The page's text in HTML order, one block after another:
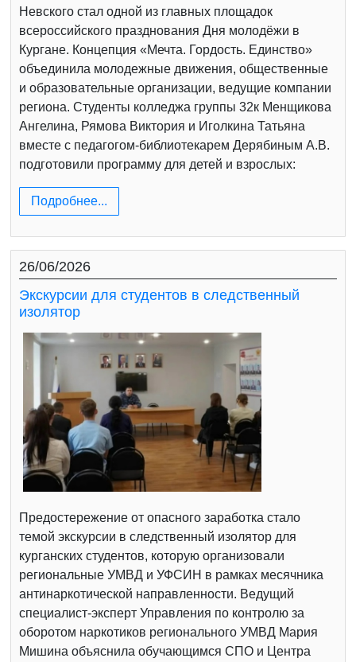
Невского стал одной из главных площадок
всероссийского празднования Дня молодёжи в
Кургане. Концепция «Мечта. Гордость. Единство»
объединила молодежные движения, общественные
и образовательные организации, ведущие компании
региона. Студенты колледжа группы 32к Менщикова
Ангелина, Рямова Виктория и Иголкина Татьяна
вместе с педагогом-библиотекарем Дерябиным А.В.
подготовили программу для детей и взрослых:
Подробнее...
26/06/2026
Экскурсии для студентов в следственный
изолятор
Предостережение от опасного заработка стало
темой экскурсии в следственный изолятор для
курганских студентов, которую организовали
региональные УМВД и УФСИН в рамках месячника
антинаркотической направленности. Ведущий
специалист-эксперт Управления по контролю за
оборотом наркотиков регионального УМВД Мария
Мишина объяснила обучающимся СПО и Центра